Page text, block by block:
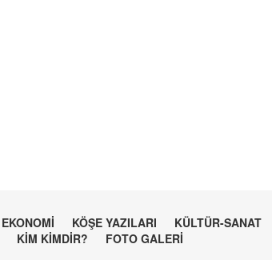
EKONOMİ KÖŞE YAZILARI KÜLTÜR-SANAT
KİM KİMDİR? FOTO GALERİ